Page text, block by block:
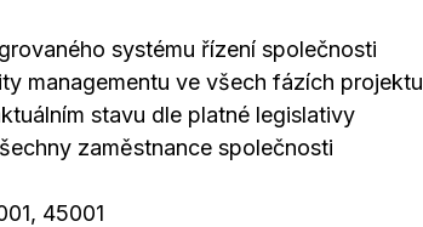
systému řízení společnosti
managementu ve všech fázích projektu
stavu dle platné legislativy
zaměstnance společnosti
45001